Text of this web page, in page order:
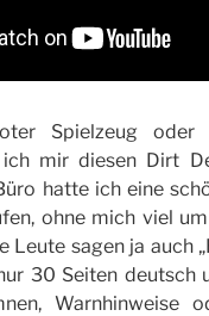
Spielzeug
ich mir diesen Dirt
hatte ich eine
ohne mich viel
Leute sagen ja auch
30 Seiten
Warnhinweise